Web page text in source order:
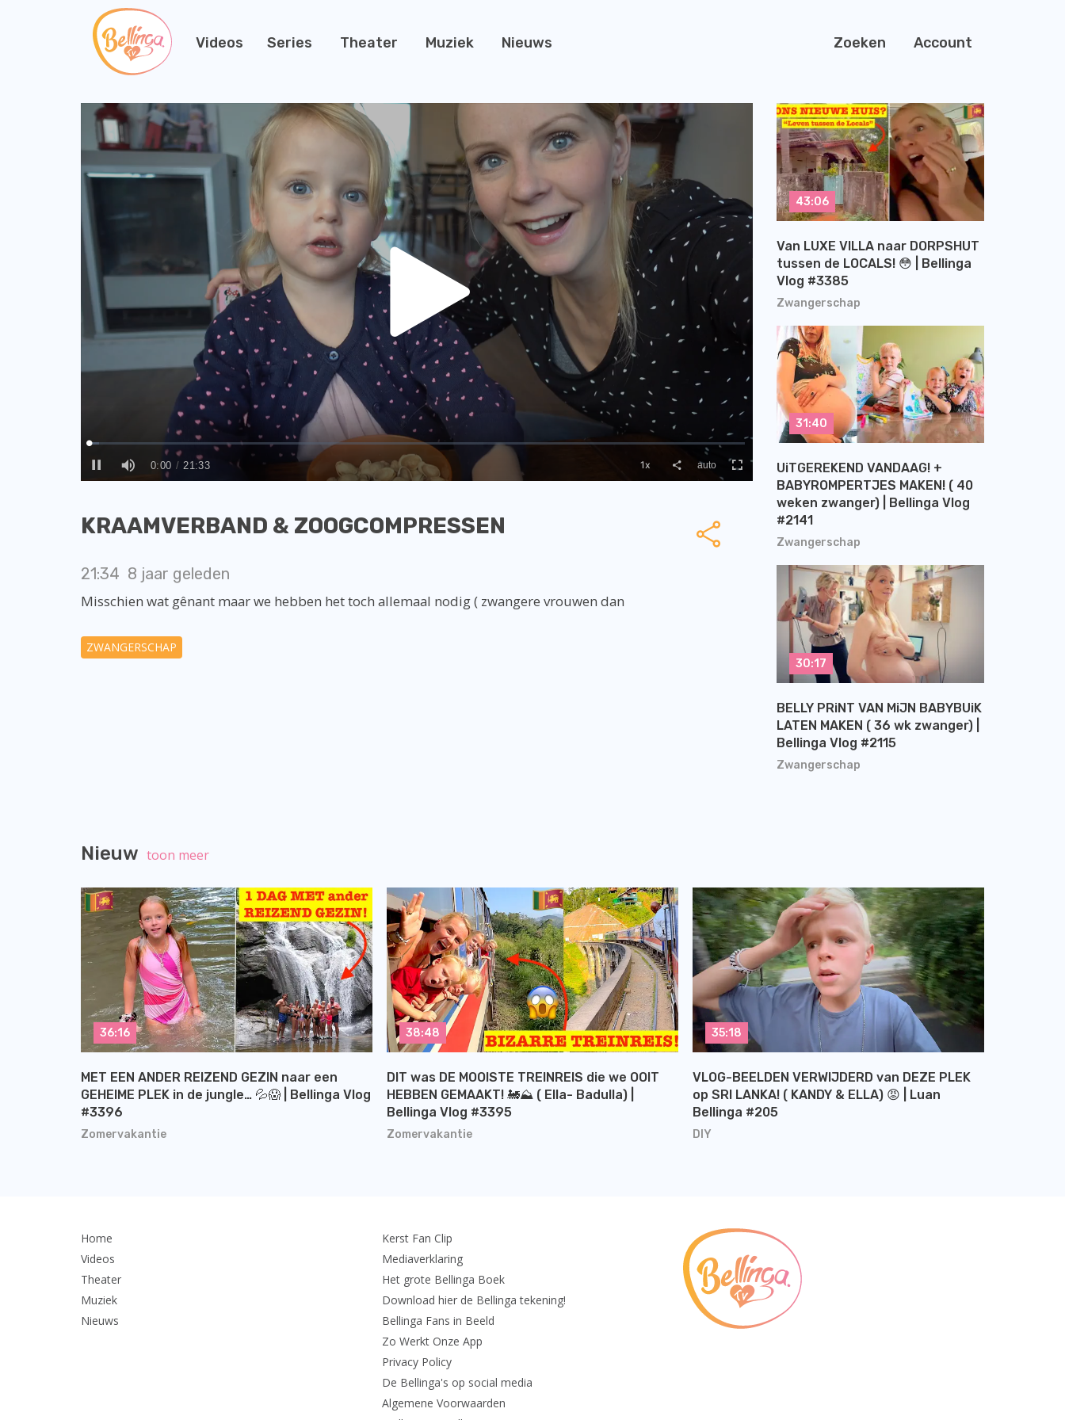
Videos Series Theater Muziek Nieuws Zoeken Account
KRAAMVERBAND & ZOOGCOMPRESSEN
21:34 8 jaar geleden
Misschien wat gênant maar we hebben het toch allemaal nodig ( zwangere vrouwen dan
ZWANGERSCHAP
Zwangerschap
Van LUXE VILLA naar DORPSHUT
tussen de LOCALS! 😳 | Bellinga
Vlog #3385
43:06
Zwangerschap
UiTGEREKEND VANDAAG! +
BABYROMPERTJES MAKEN! ( 40
weken zwanger) | Bellinga Vlog
#2141
31:40
Zwangerschap
BELLY PRiNT VAN MiJN BABYBUiK
LATEN MAKEN ( 36 wk zwanger) |
Bellinga Vlog #2115
30:17
Nieuw toon meer
Zomervakantie
MET EEN ANDER REIZEND GEZIN naar een
GEHEIME PLEK in de jungle… 💦😱 | Bellinga Vlog
#3396
36:16
Zomervakantie
DIT was DE MOOISTE TREINREIS die we OOIT
HEBBEN GEMAAKT! 🚂⛰️ ( Ella- Badulla) |
Bellinga Vlog #3395
38:48
DIY
VLOG-BEELDEN VERWIJDERD van DEZE PLEK
op SRI LANKA! ( KANDY & ELLA) 😡 | Luan
Bellinga #205
35:18
Home
Videos
Theater
Muziek
Nieuws
Kerst Fan Clip
Mediaverklaring
Het grote Bellinga Boek
Download hier de Bellinga tekening!
Bellinga Fans in Beeld
Zo Werkt Onze App
Privacy Policy
De Bellinga's op social media
Algemene Voorwaarden